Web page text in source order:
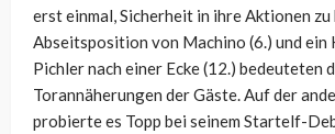
erst einmal, Sicherheit in ihre Aktionen zu
Abseitsposition von Machino (6.) und ein
Pichler nach einer Ecke (12.) bedeuteten
Torannäherungen der Gäste. Auf der
probierte es Topp bei seinem Startelf-